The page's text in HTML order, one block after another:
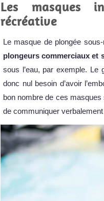
Les masques
récréative
Le masque de plongée
plongeurs commerciaux et
sous l’eau, par exemple. Le
donc nul besoin d’avoir
bon nombre de ces masques
de communiquer verbalement